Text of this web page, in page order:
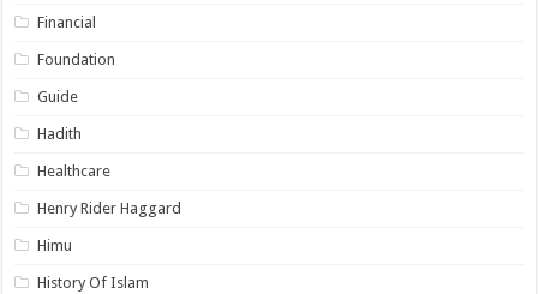
Financial
Foundation
Guide
Hadith
Healthcare
Henry Rider Haggard
Himu
History Of Islam